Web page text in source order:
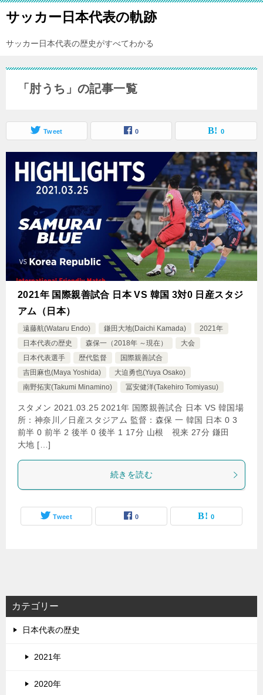
サッカー日本代表の軌跡
サッカー日本代表の歴史がすべてわかる
「肘うち」の記事一覧
Tweet 0 0
2021年 国際親善試合 日本 VS 韓国 3対0 日産スタジ
アム（日本）
遠藤航(Wataru Endo) 鎌田大地(Daichi Kamada)
2021年
日本代表の歴史
森保一（2018年 ～現在）
大会
日本代表選手
歴代監督
国際親善試合
吉田麻也(Maya Yoshida)
大迫勇也(Yuya Osako)
南野拓実(Takumi Minamino)
冨安健洋(Takehiro Tomiyasu)
スタメン 2021.03.25 2021年 国際親善試合 日本 VS 韓国場
所：神奈川／日産スタジアム 監督：森保 一 韓国 日本 0 3
前半 0 前半 2 後半 0 後半 1 17分 山根 視来 27分 鎌田
大地 […]
続きを読む
Tweet 0 0
カテゴリー
日本代表の歴史
2021年
2020年